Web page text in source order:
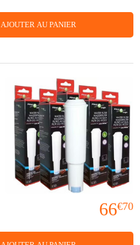
AJOUTER AU PANIER
66€70